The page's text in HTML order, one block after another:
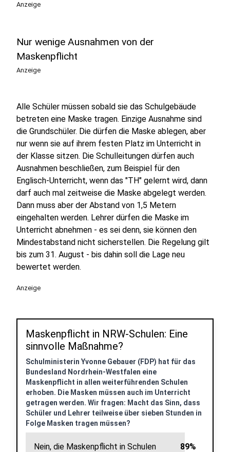
Anzeige
Nur wenige Ausnahmen von der
Maskenpflicht
Anzeige
Alle Schüler müssen sobald sie das Schulgebäude
betreten eine Maske tragen. Einzige Ausnahme sind
die Grundschüler. Die dürfen die Maske ablegen, aber
nur wenn sie auf ihrem festen Platz im Unterricht in
der Klasse sitzen. Die Schulleitungen dürfen auch
Ausnahmen beschließen, zum Beispiel für den
Englisch-Unterricht, wenn das "TH" gelernt wird, dann
darf auch mal zeitweise die Maske abgelegt werden.
Dann muss aber der Abstand von 1,5 Metern
eingehalten werden. Lehrer dürfen die Maske im
Unterricht abnehmen - es sei denn, sie können den
Mindestabstand nicht sicherstellen. Die Regelung gilt
bis zum 31. August - bis dahin soll die Lage neu
bewertet werden.
Anzeige
Maskenpflicht in NRW-Schulen: Eine
sinnvolle Maßnahme?
Schulministerin Yvonne Gebauer (FDP) hat für das
Bundesland Nordrhein-Westfalen eine
Maskenpflicht in allen weiterführenden Schulen
erhoben. Die Masken müssen auch im Unterricht
getragen werden. Wir fragen: Macht das Sinn, dass
Schüler und Lehrer teilweise über sieben Stunden in
Folge Masken tragen müssen?
Nein, die Maskenpflicht in Schulen
89%